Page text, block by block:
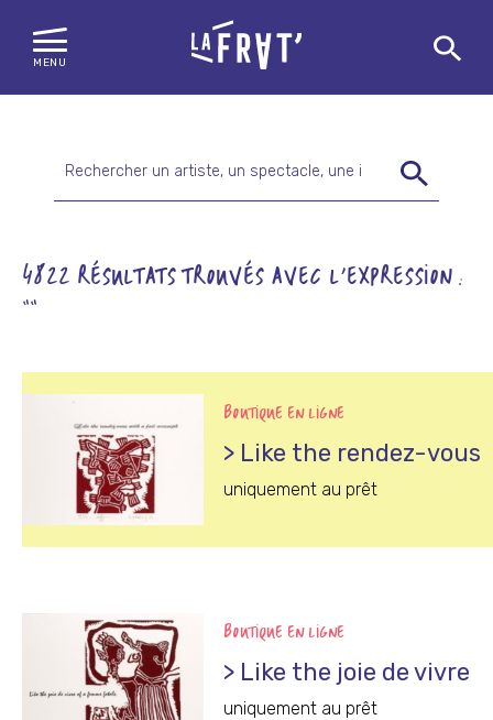
MENU
Rechercher
4822 RÉSULTATS TROUVÉS AVEC L'EXPRESSION :
""
BOUTIQUE EN LIGNE
> Like the rendez-vous
uniquement au prêt
BOUTIQUE EN LIGNE
> Like the joie de vivre
uniquement au prêt